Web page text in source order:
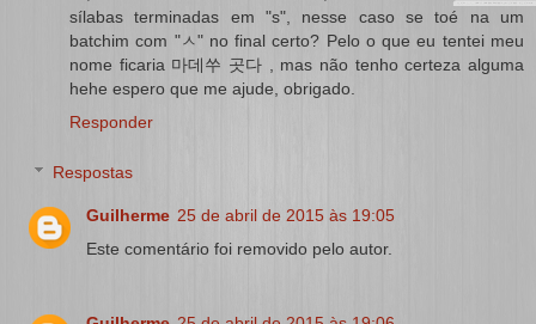
sílabas terminadas em "s", nesse caso se toé na um
batchim com "ㅅ" no final certo? Pelo o que eu tentei meu
nome ficaria 마데쑤 곳다 , mas não tenho certeza alguma
hehe espero que me ajude, obrigado.
Responder
Respostas
Guilherme 25 de abril de 2015 às 19:05
Este comentário foi removido pelo autor.